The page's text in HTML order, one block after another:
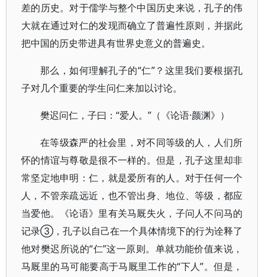
差的历史。对于儒学与整个中国历史来说，孔子的伟
大就在通过对仁的发现而确立了普遍性原则，并据此
把中国的历史带进具有世界史意义的普遍史。
那么，如何理解孔子的“仁”？这里我们要根据孔
子对几个重要的学生问仁来加以讨论。
樊迟问仁，子曰：“爱人。”（《论语·颜渊》）
在等级森严的社会里，对不同等级的人，人们所
怀的情谊与尊敬是很不一样的。但是，孔子这里却非
常坚定地申明：仁，就是爱所有的人。对于任何一个
人，不管亲疏远近，也不管出身、地位、等级，都应
当爱他。《论语》里有关马厩失火，子问人不问马的
记录③，孔子以自己在一个具体情境下的行为诠释了
他对樊迟所说的“仁”这一原则。单就功能价值来说，
马厩里的马可能要高于马厩里工作的“下人”。但是，